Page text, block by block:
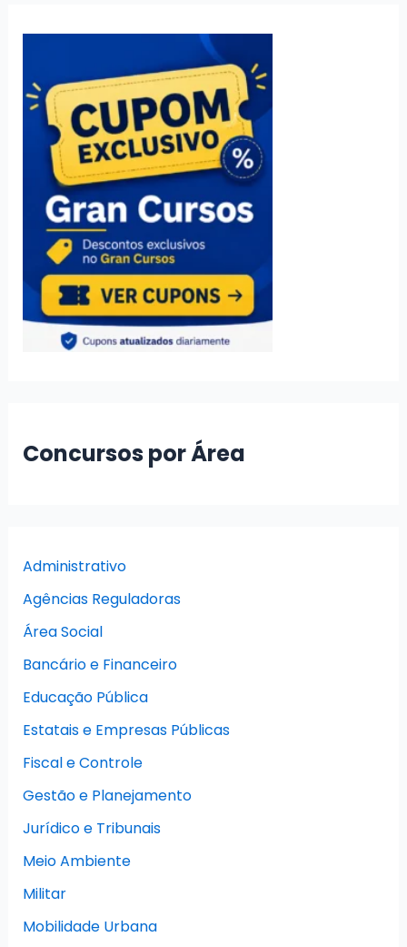
Concursos por Área
Administrativo
Agências Reguladoras
Área Social
Bancário e Financeiro
Educação Pública
Estatais e Empresas Públicas
Fiscal e Controle
Gestão e Planejamento
Jurídico e Tribunais
Meio Ambiente
Militar
Mobilidade Urbana